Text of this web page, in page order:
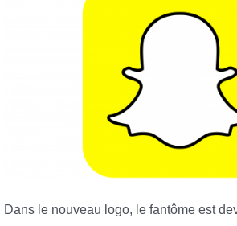
Dans le nouveau logo, le fantôme est